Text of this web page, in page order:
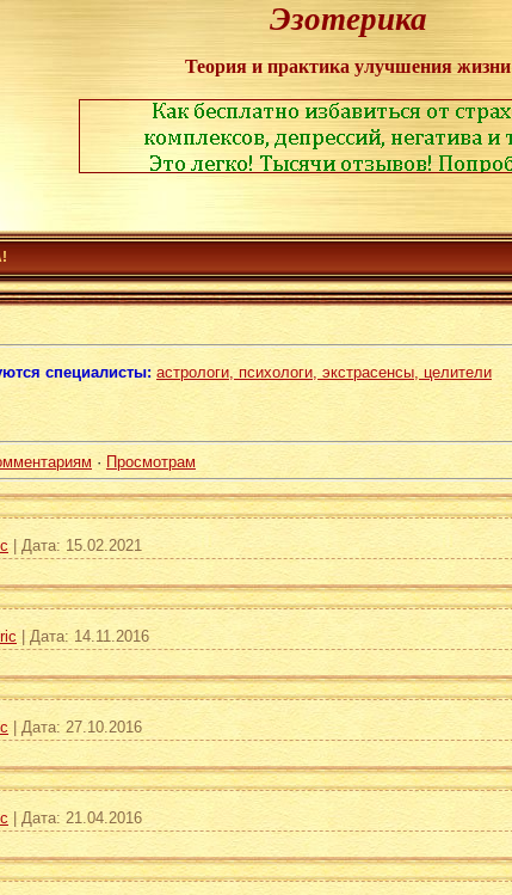
Эзотерика
Теория и практика улучшения жизни
специалисты: астрологи, психологи, экстрасенсы, целители
· Просмотрам
| Дата: 15.02.2021
Дата: 14.11.2016
Дата: 27.10.2016
Дата: 21.04.2016